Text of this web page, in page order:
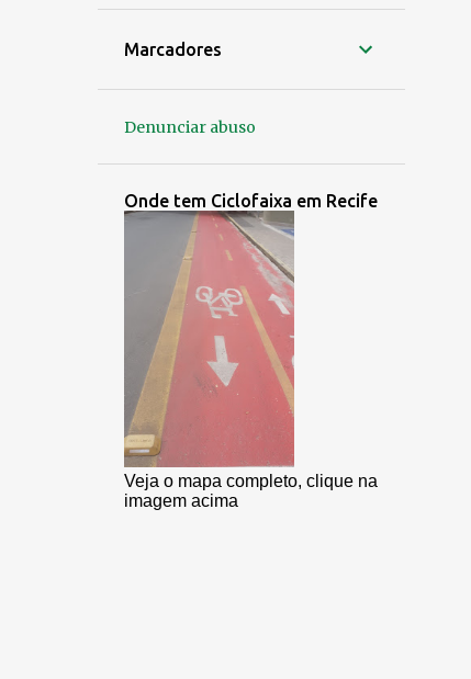
Marcadores
Denunciar abuso
Onde tem Ciclofaixa em Recife
Veja o mapa completo, clique na
imagem acima